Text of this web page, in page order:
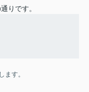
りです。
ます。